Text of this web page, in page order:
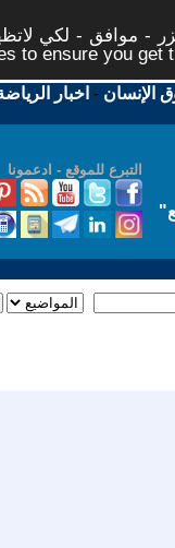
- موافق - لكي
to ensure you get
الإنسان - اخبار
التبرع للموقع - ادعمونا
"